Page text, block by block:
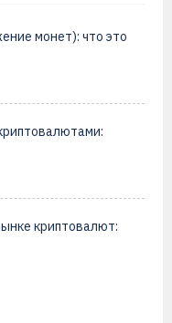
монет): что это
криптовалют: